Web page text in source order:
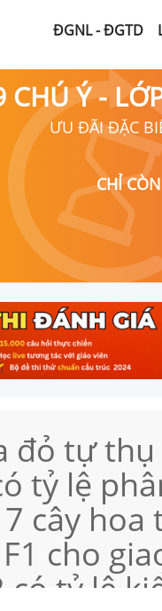
ĐGNL - ĐGTD
CHÚ Ý -
ƯU ĐÃI ĐẶC
CHỈ CÒN
đỏ tự
tỷ lệ
cây hoa
cho
tỷ lệ